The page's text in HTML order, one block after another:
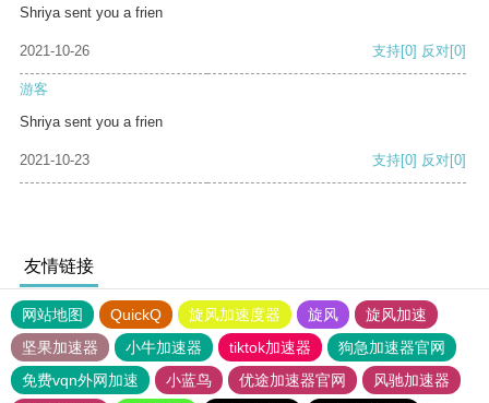
Shriya sent you a frien
2021-10-26 支持[0] 反对[0]
游客
Shriya sent you a frien
2021-10-23 支持[0] 反对[0]
友情链接
网站地图 QuickQ 旋风加速度器 旋风
旋风加速
坚果加速器
小牛加速器 tiktok加速器
狗急加速器官网
免费vqn外网加速
小蓝鸟 优途加速器官网
风驰加速器